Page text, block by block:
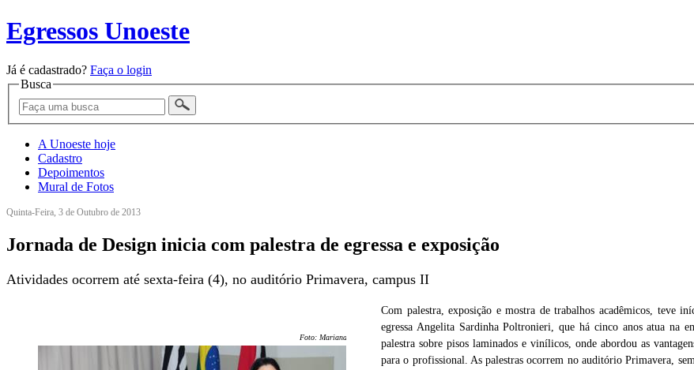
Egressos Unoeste
Já é cadastrado? Faça o login
Busca
A Unoeste hoje
Cadastro
Depoimentos
Mural de Fotos
Quinta-Feira, 3 de Outubro de 2013
Jornada de Design inicia com palestra de egressa e exposição
Atividades ocorrem até sexta-feira (4), no auditório Primavera, campus II
Foto: Mariana Tavares Foto: Mariana
Com palestra, exposição e mostra de trabalhos acadêmicos, teve
egressa Angelita Sardinha Poltronieri, que há cinco anos atua na
palestra sobre pisos laminados e vinílicos, onde abordou as
para o profissional. As palestras ocorrem no auditório Primavera,